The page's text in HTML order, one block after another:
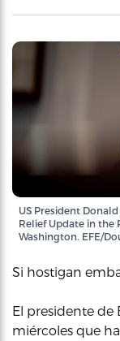
US President
Relief Update in the
Washington. EFE/
Si hostigan
El presidente de
miércoles que